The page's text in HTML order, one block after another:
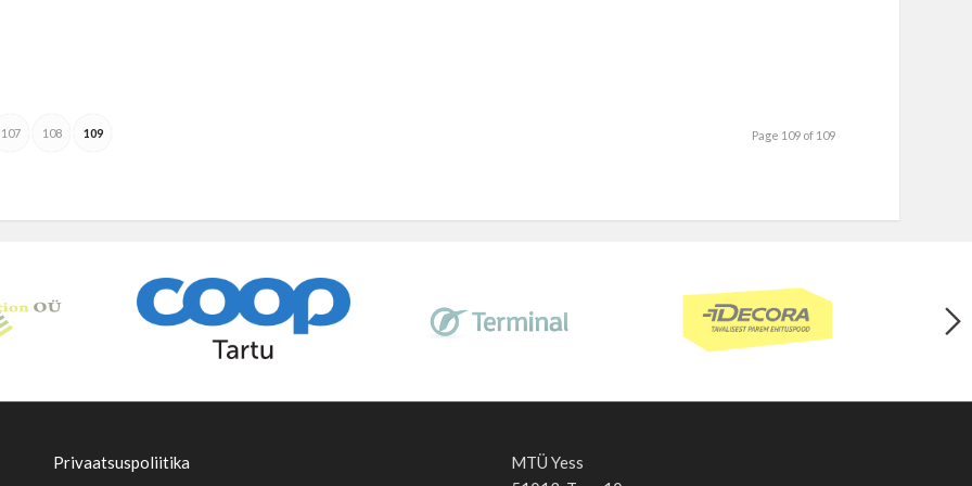
Page 109 of 109
107 108 109
Privaatsuspoliitika
MTÜ Yess